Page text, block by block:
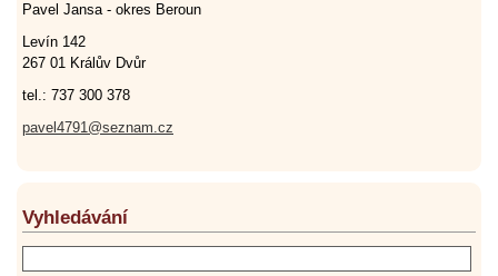
Pavel Jansa - okres Beroun
Levín 142
267 01 Králův Dvůr
tel.: 737 300 378
pavel4791@seznam.cz
Vyhledávání